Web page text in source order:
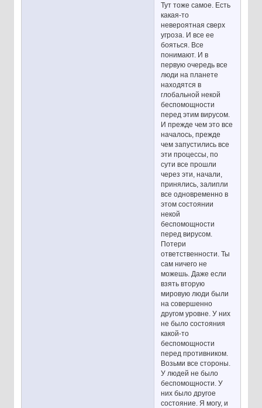
Тут тоже самое. Есть
какая-то
невероятная сверх
угроза. И все ее
бояться. Все
понимают. И в
первую очередь все
люди на планете
находятся в
глобальной некой
беспомощности
перед этим вирусом.
И прежде чем это все
началось, прежде
чем запустились все
эти процессы, по
сути все прошли
через эти, начали,
принялись, залипли
все одновременно в
этом состоянии
некой
беспомощности
перед вирусом.
Потери
ответственности. Ты
сам ничего не
можешь. Даже если
взять вторую
мировую люди были
на совершенно
другом уровне. У них
не было состояния
какой-то
беспомощности
перед противником.
Возьми все стороны.
У людей не было
беспомощности. У
них было другое
состояние. Я могу, и